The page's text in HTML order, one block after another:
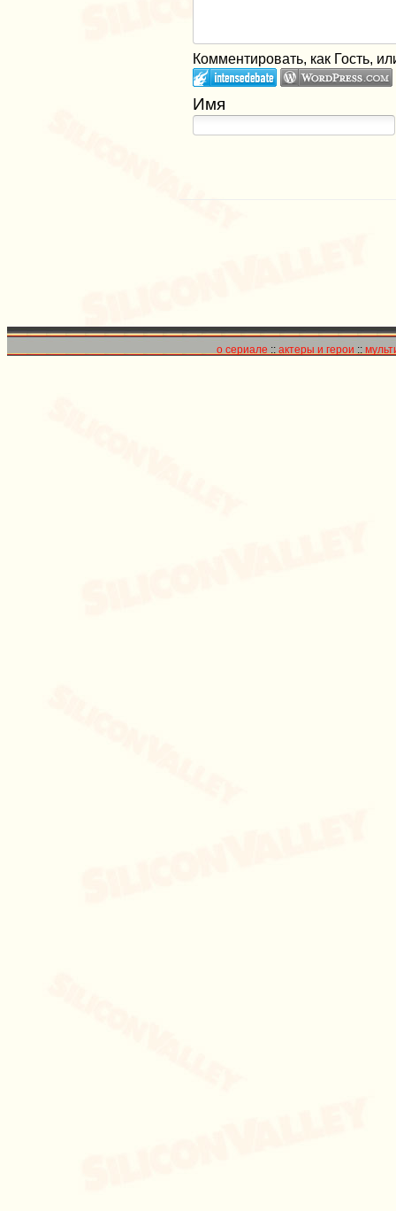
Комментировать, как Гость,
Имя
о сериале :: актеры и герои ::